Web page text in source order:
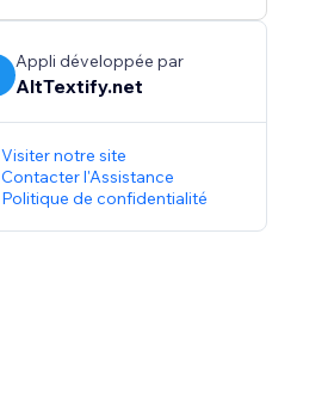
Appli développée par
AltTextify.net
Visiter notre site
Contacter l'Assistance
Politique de confidentialité